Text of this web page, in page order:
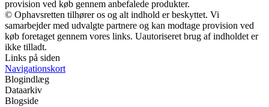
provision ved køb gennem anbefalede produkter.
© Ophavsretten tilhører os og alt indhold er beskyttet. Vi
samarbejder med udvalgte partnere og kan modtage provision ved
køb foretaget gennem vores links. Uautoriseret brug af indholdet er
ikke tilladt.
Links på siden
Navigationskort
Blogindlæg
Dataarkiv
Blogside